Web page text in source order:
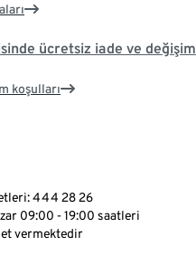
ücretsiz iade ve değişim
koşulları
444 28 26
09:00 - 19:00 saatleri
vermektedir